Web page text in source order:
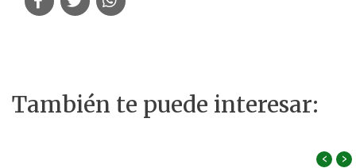
También te puede interesar:
‹ ›